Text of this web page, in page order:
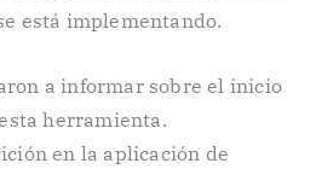
está implementando.
a informar sobre el inicio
herramienta.
en la aplicación de